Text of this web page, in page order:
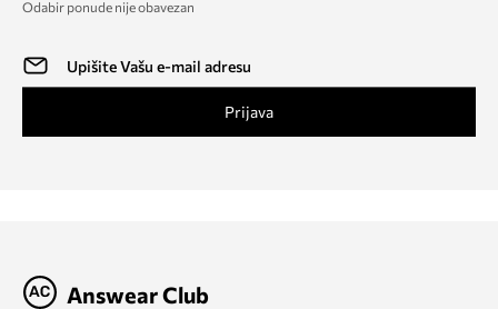
Odabir ponude nije obavezan
Prijava
Answear Club